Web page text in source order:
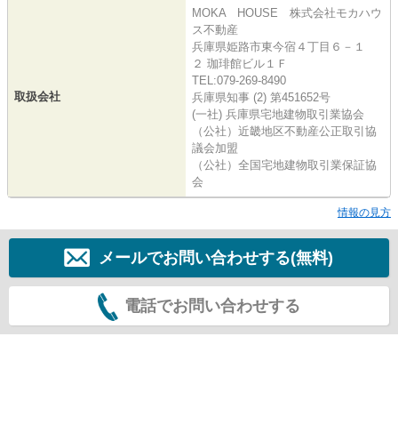
取扱会社
MOKA HOUSE 株式会社モカハウ
ス不動産
兵庫県姫路市東今宿４丁目６－１
２ 珈琲館ビル１Ｆ
TEL:079-269-8490
兵庫県知事 (2) 第451652号
(一社) 兵庫県宅地建物取引業協会
（公社）近畿地区不動産公正取引協
議会加盟
（公社）全国宅地建物取引業保証協
会
情報の見方
メールでお問い合わせする(無料)
電話でお問い合わせする